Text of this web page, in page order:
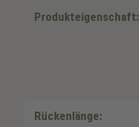
Produkteigenschaft:
Rückenlänge: